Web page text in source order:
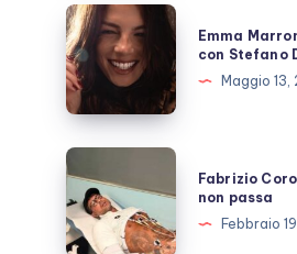
allo
scoperto
Emma
Marrone
e
l’amicizia
costruita
con
Stefano
De
Martino
Emma
con Stefano
Maggio 13,
Fabrizio
Corona
e
la
Fabrizio
non passa
Febbraio